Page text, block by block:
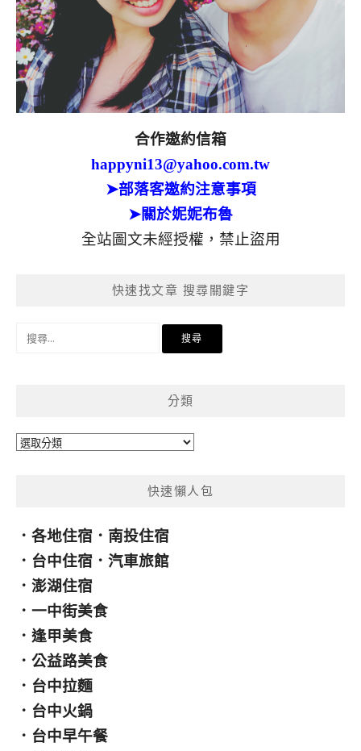
合作邀約信箱
happyni13@yahoo.com.tw
➤部落客邀約注意事項
➤關於妮妮布魯
全站圖文未經授權，禁止盜用
快速找文章 搜尋關鍵字
分類
分
快速懶人包
． 各地住宿 ． 南投住宿
． 台中住宿 ． 汽車旅館
． 澎湖住宿
． 一中街美食
． 逢甲美食
． 公益路美食
． 台中拉麵
． 台中火鍋
． 台中早午餐